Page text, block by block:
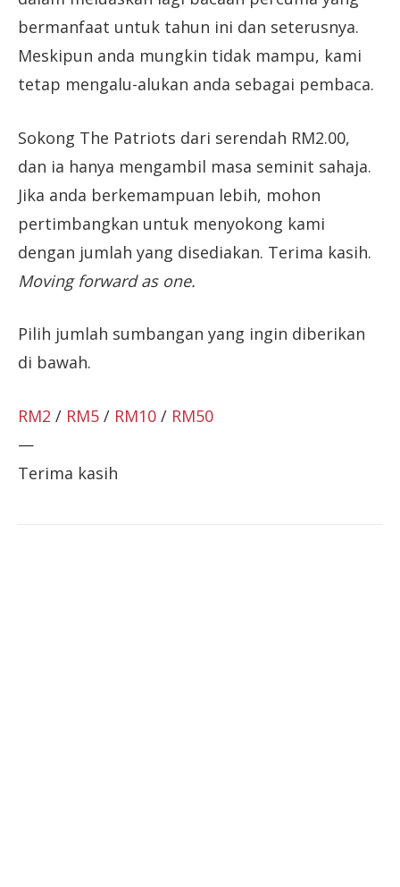
bermanfaat untuk tahun ini dan seterusnya.
Meskipun anda mungkin tidak mampu, kami
tetap mengalu-alukan anda sebagai pembaca.
Sokong The Patriots dari serendah RM2.00,
dan ia hanya mengambil masa seminit sahaja.
Jika anda berkemampuan lebih, mohon
pertimbangkan untuk menyokong kami
dengan jumlah yang disediakan. Terima kasih.
Moving forward as one.
Pilih jumlah sumbangan yang ingin diberikan
di bawah.
RM2 / RM5 / RM10 / RM50
—
Terima kasih